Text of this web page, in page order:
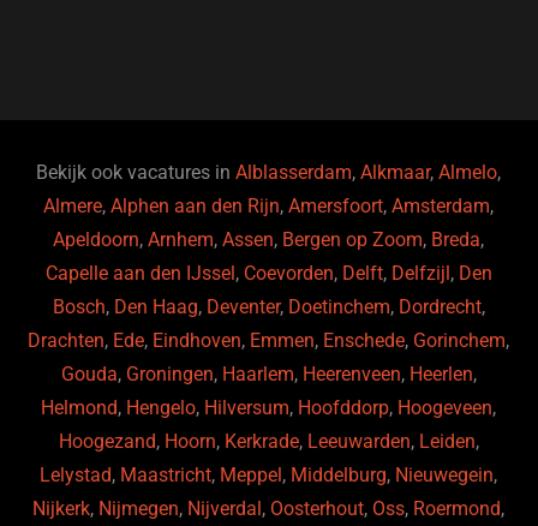
o
k
Bekijk ook vacatures inAlblasserdam,Alkmaar,Almelo,
Almere,Alphen aan den Rijn,Amersfoort,Amsterdam,
Apeldoorn,Arnhem,Assen, Bergen op Zoom, Breda,
Capelle aan den IJssel, Coevorden, Delft, Delfzijl, Den
Bosch, Den Haag, Deventer, Doetinchem, Dordrecht,
Drachten, Ede, Eindhoven, Emmen, Enschede, Gorinchem,
Gouda, Groningen, Haarlem, Heerenveen, Heerlen,
Helmond, Hengelo, Hilversum, Hoofddorp, Hoogeveen,
Hoogezand, Hoorn, Kerkrade, Leeuwarden, Leiden,
Lelystad, Maastricht, Meppel, Middelburg, Nieuwegein,
Nijkerk, Nijmegen, Nijverdal, Oosterhout, Oss, Roermond,